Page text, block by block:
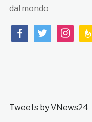
dal mondo
facebooktwitterinstagram
Tweets by VNews24